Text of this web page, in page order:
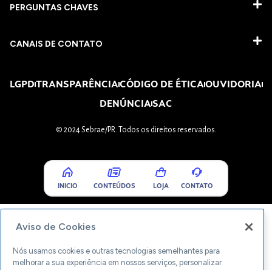
PERGUNTAS CHAVES​
CANAIS DE CONTATO
LGPDTRANSPARÊNCIACÓDIGO DE ÉTICAOUVIDORIA
DENÚNCIASAC
© 2024 Sebrae/PR. Todos os direitos reservados.
INICIO CONTEÚDOS LOJA CONTATO
Aviso de Cookies
Nós usamos cookies e outras tecnologias semelhantes para
melhorar a sua experiência em nossos serviços, personalizar